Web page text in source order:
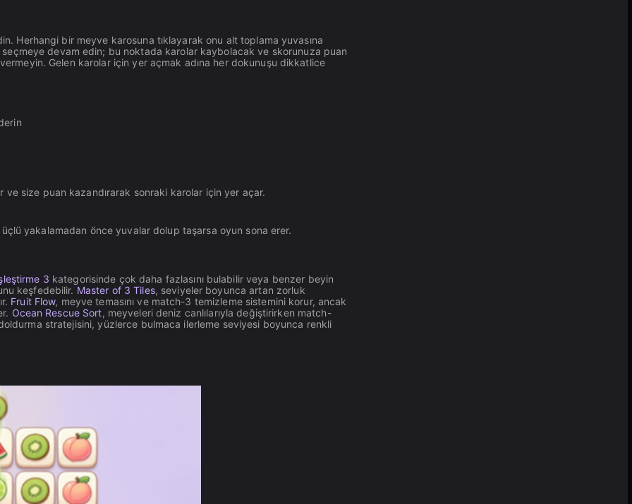
Herhangi bir meyve karosuna tıklayarak onu alt toplama yuvasına
devam edin; bu noktada karolar kaybolacak ve skorunuza puan
Gelen karolar için yer açmak adına her dokunuşu dikkatlice
size puan kazandırarak sonraki karolar için yer açar.
üçlü yakalamadan önce yuvalar dolup taşarsa oyun sona erer.
3 kategorisinde çok daha fazlasını bulabilir veya benzer beyin
keşfedebilir. Master of 3 Tiles, seviyeler boyunca artan zorluk
Fruit Flow, meyve temasını ve match-3 temizleme sistemini korur, ancak
Ocean Rescue Sort, meyveleri deniz canlılarıyla değiştirirken match-
stratejisini, yüzlerce bulmaca ilerleme seviyesi boyunca renkli